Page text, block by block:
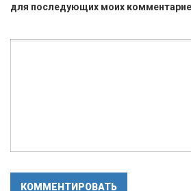
для последующих моих